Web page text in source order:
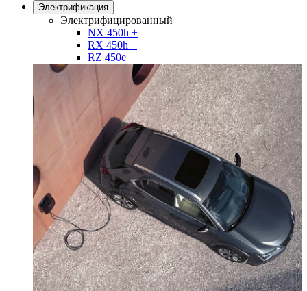
Электрификация
Электрифицированный
NX 450h +
RX 450h +
RZ 450e